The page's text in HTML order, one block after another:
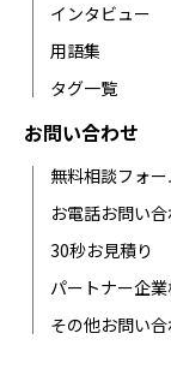
インタビュー
用語集
タグ一覧
お問い合わせ
無料相談フォー
お電話お問い
30秒お見積り
パートナー企
その他お問い